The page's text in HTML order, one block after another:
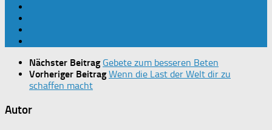
Nächster Beitrag Gebete zum besseren Beten
Vorheriger Beitrag Wenn die Last der Welt dir zu
schaffen macht
Autor